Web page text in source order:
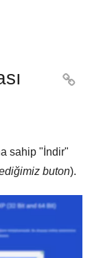

sahip " İndir"
buton).